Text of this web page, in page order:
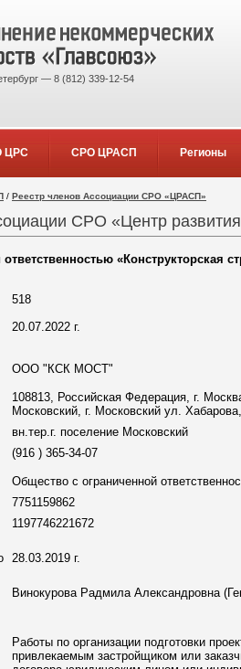
— 8 (812) 339-12-54
ЦРС СРО ЦРАСП Регионы
/ Реестр членов Ассоциации СРО «ЦРАСП»
СРО «Центр
«Конструкторская
518
20.07.2022 г.
ООО "КСК МОСТ"
108813, Российская Федерация, г.
Московский, г. Московский ул.
вн.тер.г. поселение Московский
(916 ) 365-34-07
Общество с ограниченной
7751159862
1197746221672
28.03.2019 г.
Винокурова Радмила Александровна
Работы по организации подготовки
привлекаемым застройщиком или